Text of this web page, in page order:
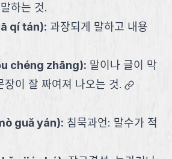
하는 것.
qí tán): 과장되게 말하고 내용
chéng zhāng): 말이나 글이 막
장이 잘 짜여져 나오는 것.
link
guǎ yán): 침묵과언: 말수가 적